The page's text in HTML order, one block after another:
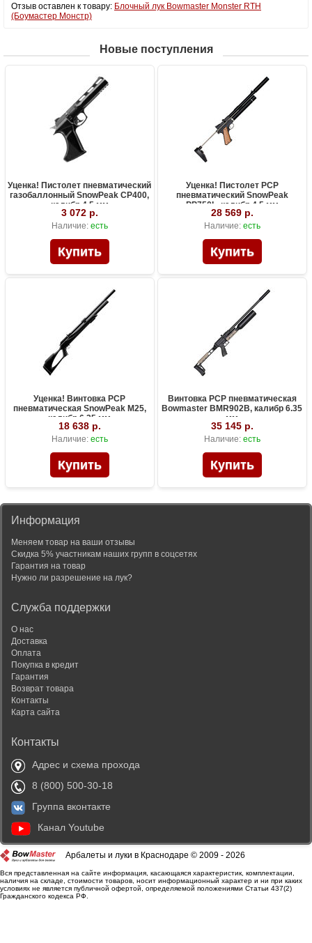
Отзыв оставлен к товару: Блочный лук Bowmaster Monster RTH
(Боумастер Монстр)
Новые поступления
Уценка! Пистолет пневматический
газобаллонный SnowPeak CP400,
калибр 4.5 мм
3 072 р.
Наличие: есть
Уценка! Пистолет PCP
пневматический SnowPeak
PP750L, калибр 4.5 мм
28 569 р.
Наличие: есть
Уценка! Винтовка PCP
пневматическая SnowPeak M25,
калибр 6.35 мм
18 638 р.
Наличие: есть
Винтовка PCP пневматическая
Bowmaster BMR902B, калибр 6.35
мм
35 145 р.
Наличие: есть
Информация
Меняем товар на ваши отзывы
Скидка 5% участникам наших групп в соцсетях
Гарантия на товар
Нужно ли разрешение на лук?
Служба поддержки
О нас
Доставка
Оплата
Покупка в кредит
Гарантия
Возврат товара
Контакты
Карта сайта
Контакты
Адрес и схема прохода
8 (800) 500-30-18
Группа вконтакте
Канал Youtube
Арбалеты и луки в Краснодаре © 2009 - 2026
Вся представленная на сайте информация, касающаяся характеристик, комплектации,
наличия на складе, стоимости товаров, носит информационный характер и ни при каких
условиях не является публичной офертой, определяемой положениями Статьи 437(2)
Гражданского кодекса РФ.